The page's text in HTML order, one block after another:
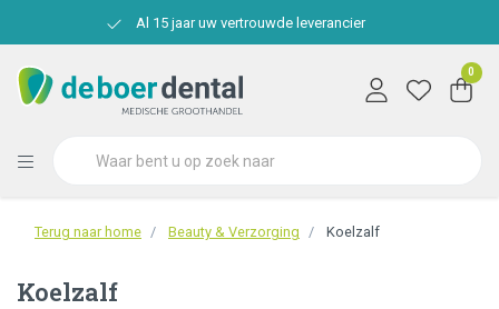
Al 15 jaar uw vertrouwde leverancier
0
Terug naar home Beauty & Verzorging Koelzalf
Koelzalf